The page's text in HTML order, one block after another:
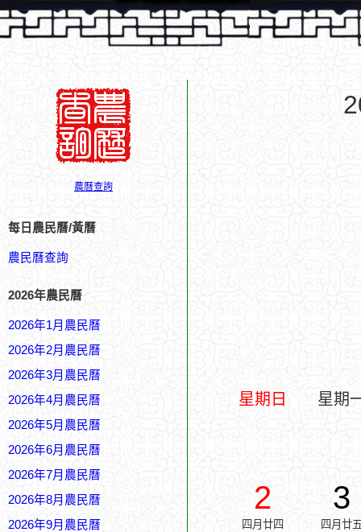
農曆查詢
每日農民曆/黃曆
農民曆查詢
2026年農民曆
2026年1月農民曆
2026年2月農民曆
2026年3月農民曆
2026年4月農民曆
2026年5月農民曆
2026年6月農民曆
2026年7月農民曆
2026年8月農民曆
2026年9月農民曆
星期日 星期
2
四月廿四
3
四月廿